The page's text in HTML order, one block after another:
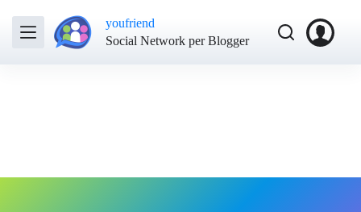
youfriend
Social Network per Blogger